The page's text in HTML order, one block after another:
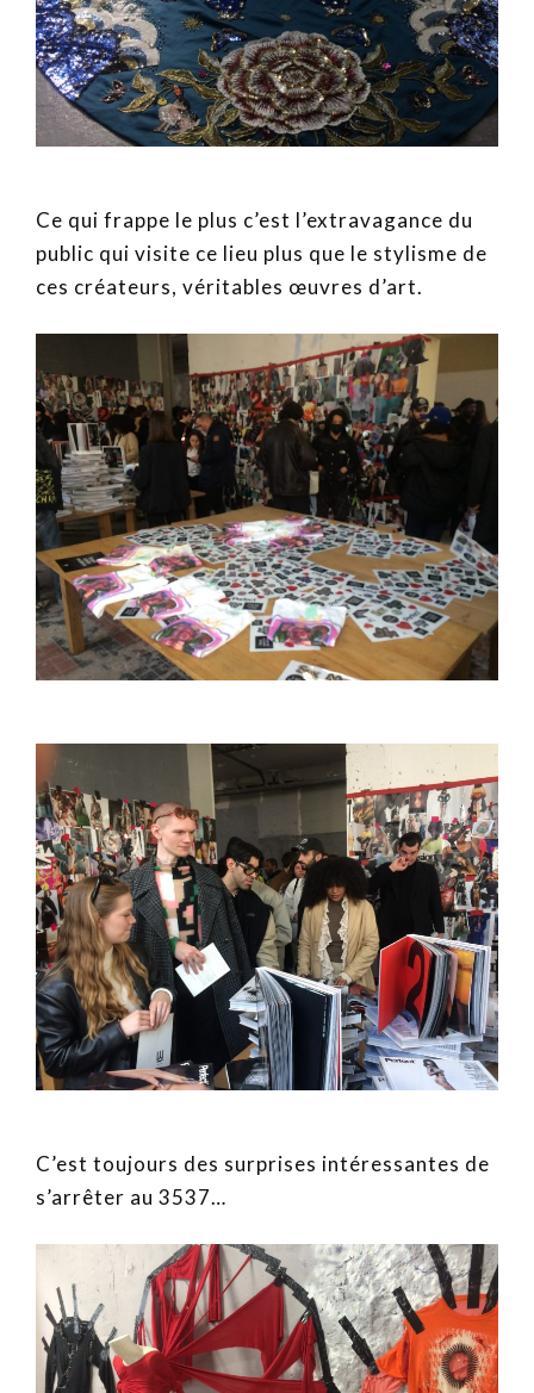
Ce qui frappe le plus c’est l’extravagance du
public qui visite ce lieu plus que le stylisme de
ces créateurs, véritables œuvres d’art.
C’est toujours des surprises intéressantes de
s’arrêter au 3537…